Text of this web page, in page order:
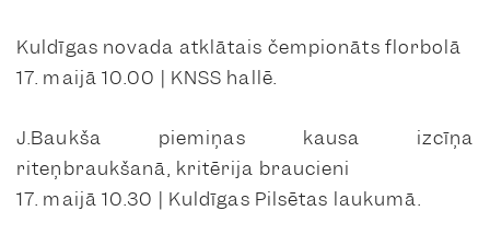
Kuldīgas novada atklātais čempionāts florbolā
17. maijā 10.00 | KNSS hallē.
J.Baukša piemiņas kausa izcīņa
riteņbraukšanā, kritērija braucieni
17. maijā 10.30 | Kuldīgas Pilsētas laukumā.